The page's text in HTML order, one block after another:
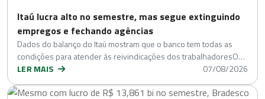
Itaú lucra alto no semestre, mas segue extinguindo
empregos e fechando agências
Dados do balanço do Itaú mostram que o banco tem todas as
condições para atender às reivindicações dos trabalhadoresO…
LER MAIS
07/08/2026